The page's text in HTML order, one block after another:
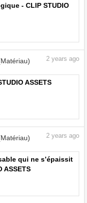
- CLIP STUDIO
2 years ago
ASSETS
2 years ago
qui ne s’épaissit
ASSETS